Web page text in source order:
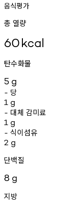
음식평가
총 열량
60kcal
탄수화물
5 g
- 당
1 g
- 대체 감미료
1 g
- 식이섬유
2 g
단백질
8 g
지방